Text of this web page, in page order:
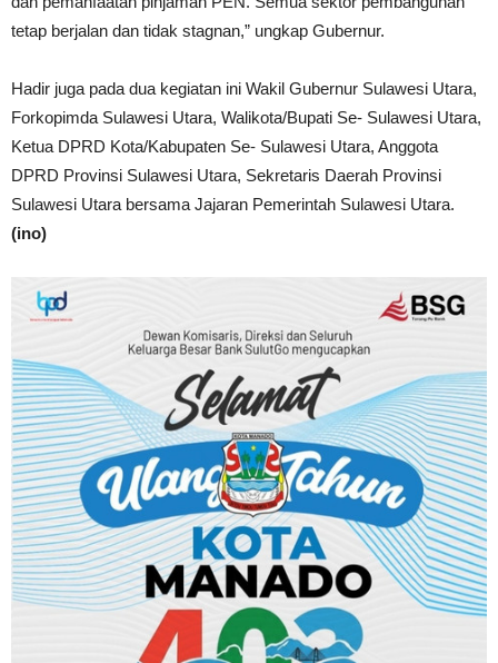
tetap berjalan dan tidak stagnan,” ungkap Gubernur.
Hadir juga pada dua kegiatan ini Wakil Gubernur Sulawesi Utara,
Forkopimda Sulawesi Utara, Walikota/Bupati Se- Sulawesi Utara,
Ketua DPRD Kota/Kabupaten Se- Sulawesi Utara, Anggota
DPRD Provinsi Sulawesi Utara, Sekretaris Daerah Provinsi
Sulawesi Utara bersama Jajaran Pemerintah Sulawesi Utara.
(ino)